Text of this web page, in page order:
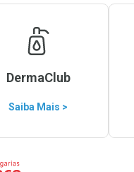
DermaClub
Saiba Mais >